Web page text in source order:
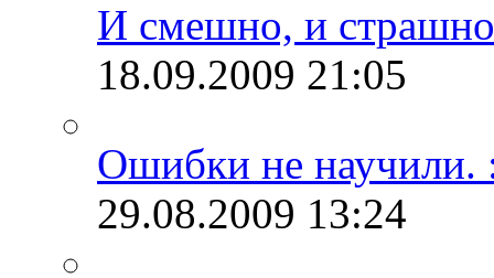
И смешно, и
18.09.2009 21:05
Ошибки не научили.
29.08.2009 13:24